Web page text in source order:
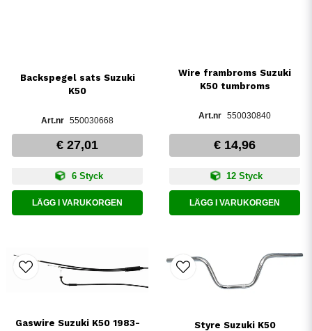
Backspegel sats Suzuki
K50
550030668
€ 27,01
6 Styck
LÄGG I VARUKORGEN
Wire frambroms Suzuki
K50 tumbroms
550030840
€ 14,96
12 Styck
LÄGG I VARUKORGEN
Gaswire Suzuki K50 1983- Styre Suzuki K50